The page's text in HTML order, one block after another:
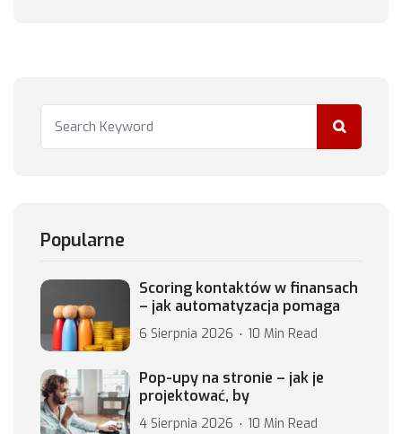
Popularne
Scoring kontaktów w finansach
– jak automatyzacja pomaga
6 Sierpnia 2026 10 Min Read
Pop-upy na stronie – jak je
projektować, by
4 Sierpnia 2026 10 Min Read